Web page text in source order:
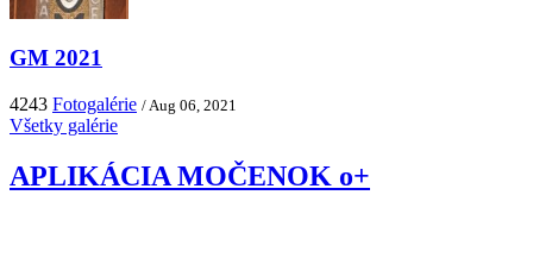
GM 2021
4243 Fotogalérie / Aug 06, 2021
Všetky galérie
APLIKÁCIA MOČENOK o+